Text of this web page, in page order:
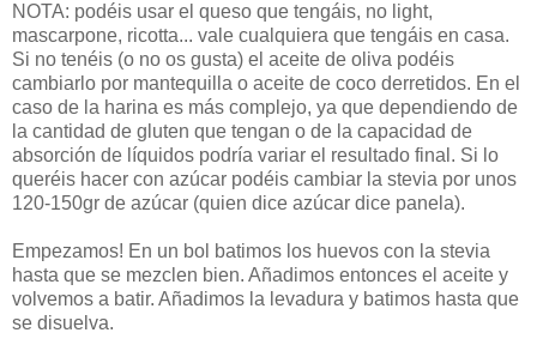
NOTA: podéis usar el queso que tengáis, no light,
mascarpone, ricotta... vale cualquiera que tengáis en casa.
Si no tenéis (o no os gusta) el aceite de oliva podéis
cambiarlo por mantequilla o aceite de coco derretidos. En el
caso de la harina es más complejo, ya que dependiendo de
la cantidad de gluten que tengan o de la capacidad de
absorción de líquidos podría variar el resultado final. Si lo
queréis hacer con azúcar podéis cambiar la stevia por unos
120-150gr de azúcar (quien dice azúcar dice panela).
Empezamos! En un bol batimos los huevos con la stevia
hasta que se mezclen bien. Añadimos entonces el aceite y
volvemos a batir. Añadimos la levadura y batimos hasta que
se disuelva.